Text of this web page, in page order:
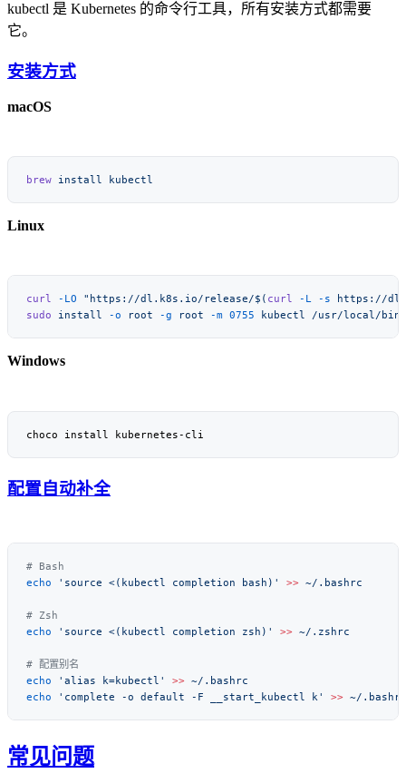
kubectl 是 Kubernetes 的命令行工具，所有安装方式都需要
它。
安装方式
macOS
brew install
Linux
curl -LO "https://dl.k8s.io/release/$( curl -L -s
sudo install -o root -g root -m 0755 kubectl
Windows
配置自动补全
echo 'source <(kubectl completion bash)' >>
echo 'source <(kubectl completion zsh)' >>
echo 'alias k=kubectl' >>
echo 'complete -o default -F __start_kubectl k' >>
常见问题